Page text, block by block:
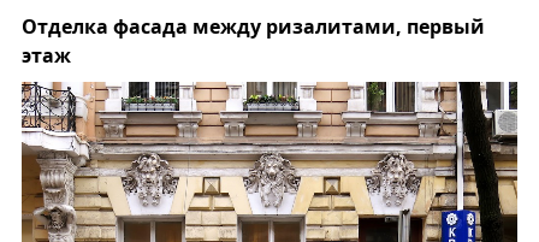
Отделка фасада между ризалитами, первый
этаж